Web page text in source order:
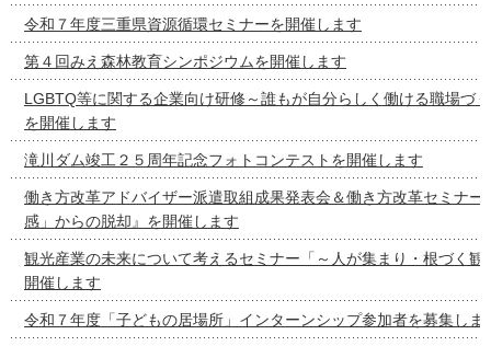
令和７年度三重県資源循環セミナーを開催します
第４回みえ森林教育シンポジウムを開催します
LGBTQ等に関する企業向け研修～誰もが自分らしく働ける職場づ
を開催します
滝川ダム竣工２５周年記念フォトコンテストを開催します
働き方改革アドバイザー派遣取組成果発表会＆働き方改革セミナー
感」からの脱却』を開催します
観光産業の未来について考えるセミナー「～人が集まり・根づく観
開催します
令和７年度「子どもの居場所」インターンシップ参加者を募集しま